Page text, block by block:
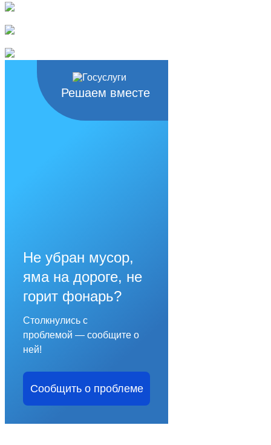
Решаем вместе
Не убран мусор,
яма на дороге, не
горит фонарь?
Столкнулись с
проблемой — сообщите о
ней!
Сообщить о проблеме